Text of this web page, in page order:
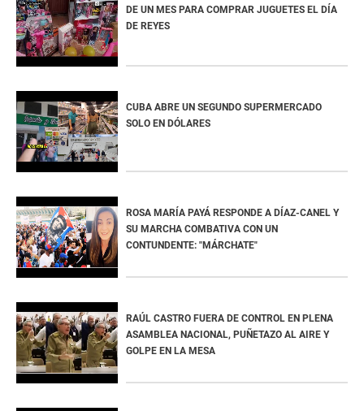
DE UN MES PARA COMPRAR JUGUETES EL DÍA
DE REYES
CUBA ABRE UN SEGUNDO SUPERMERCADO
SOLO EN DÓLARES
ROSA MARÍA PAYÁ RESPONDE A DÍAZ-CANEL Y
SU MARCHA COMBATIVA CON UN
CONTUNDENTE: "MÁRCHATE"
RAÚL CASTRO FUERA DE CONTROL EN PLENA
ASAMBLEA NACIONAL, PUÑETAZO AL AIRE Y
GOLPE EN LA MESA